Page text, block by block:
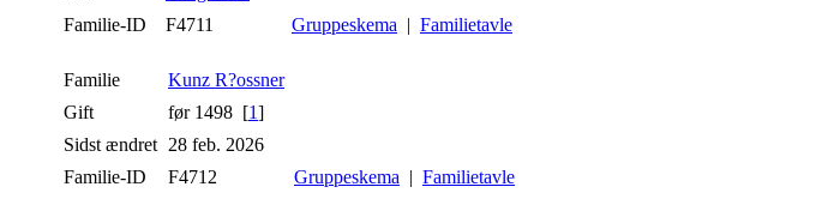
Familie-ID
F4711 Gruppeskema | Familietavle
Familie
Kunz R?ossner
Gift
før 1498 [1]
Sidst ændret 28 feb. 2026
Familie-ID
F4712 Gruppeskema | Familietavle